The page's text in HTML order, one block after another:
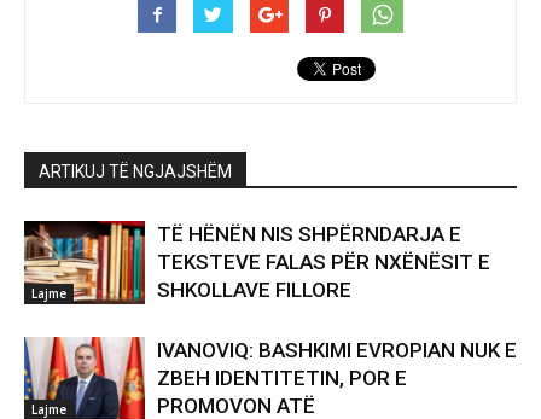
ARTIKUJ TË NGJAJSHËM
Lajme
TË HËNËN NIS SHPËRNDARJA E
TEKSTEVE FALAS PËR NXËNËSIT E
SHKOLLAVE FILLORE
Lajme
IVANOVIQ: BASHKIMI EVROPIAN NUK E
ZBEH IDENTITETIN, POR E
PROMOVON ATË